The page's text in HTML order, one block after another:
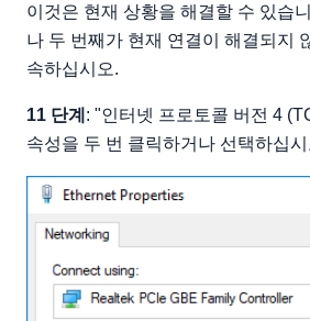
이것은 현재 상황을 해결할 수 있습
나 두 번째가 현재 연결이 해결되지
속하십시오.
11 단계 : "인터넷 프로토콜 버전 4
속성을 두 번 클릭하거나 선택하십시